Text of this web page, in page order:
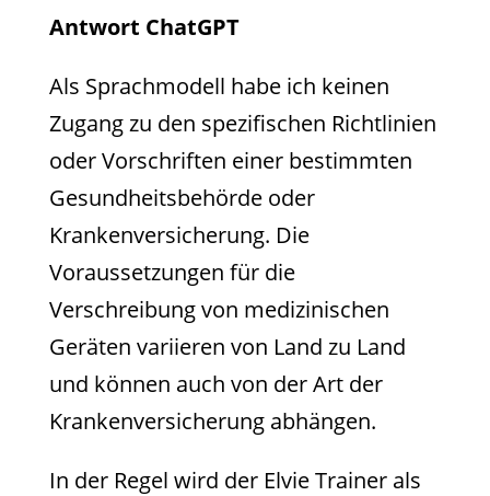
Antwort ChatGPT
Als Sprachmodell habe ich keinen
Zugang zu den spezifischen Richtlinien
oder Vorschriften einer bestimmten
Gesundheitsbehörde oder
Krankenversicherung. Die
Voraussetzungen für die
Verschreibung von medizinischen
Geräten variieren von Land zu Land
und können auch von der Art der
Krankenversicherung abhängen.
In der Regel wird der Elvie Trainer als